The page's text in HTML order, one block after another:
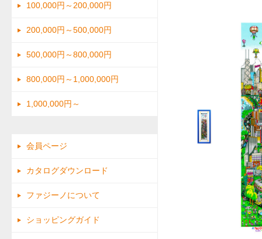
100,000円～200,000円
200,000円～500,000円
500,000円～800,000円
800,000円～1,000,000円
1,000,000円～
会員ページ
カタログダウンロード
ファジーノについて
ショッピングガイド